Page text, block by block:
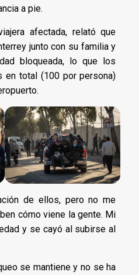
a pie.
afectada, relató que
junto con su familia y
bloqueada, lo que los
en total (100 por persona)
de ellos, pero no me
cómo viene la gente. Mi
y se cayó al subirse al
se mantiene y no se ha